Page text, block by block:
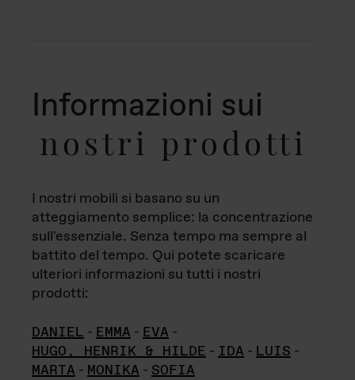
Informazioni sui
nostri prodotti
I nostri mobili si basano su un
atteggiamento semplice: la concentrazione
sull'essenziale. Senza tempo ma sempre al
battito del tempo. Qui potete scaricare
ulteriori informazioni su tutti i nostri
prodotti:
DANIEL - EMMA - EVA -
HUGO, HENRIK & HILDE - IDA - LUIS -
MARTA - MONIKA - SOFIA